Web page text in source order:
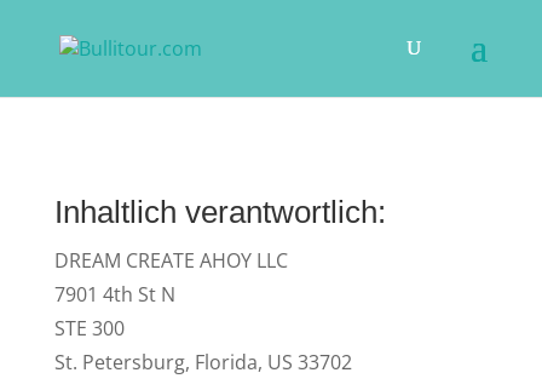
Inhaltlich verantwortlich:
DREAM CREATE AHOY LLC
7901 4th St N
STE 300
St. Petersburg, Florida, US 33702